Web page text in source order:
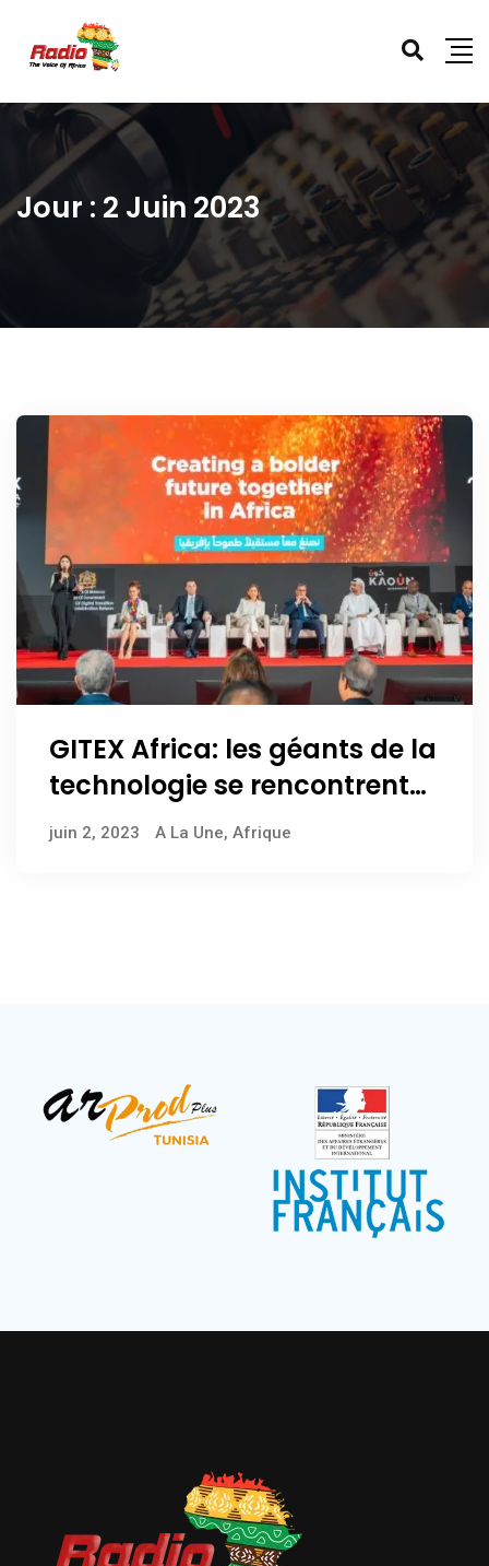
Jour : 2 Juin 2023
GITEX Africa: les géants de la
technologie se rencontrent
au Maroc
juin 2, 2023 A La Une, Afrique